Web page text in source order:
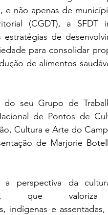
e não apenas de
(CGDT), a SFDT
de
para consolidar
de alimentos
do seu Grupo de
de Pontos de
Cultura e Arte do
de Marjorie
a perspectiva da
que
indígenas e